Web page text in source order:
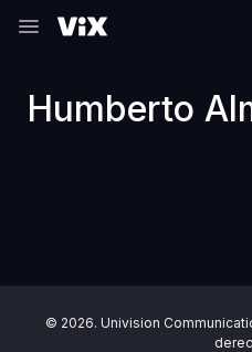
Humberto
© 2026. Univision